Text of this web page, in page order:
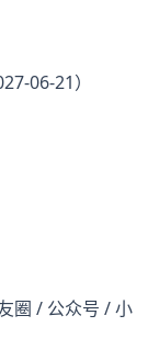
06-21）
圈 / 公众号 / 小